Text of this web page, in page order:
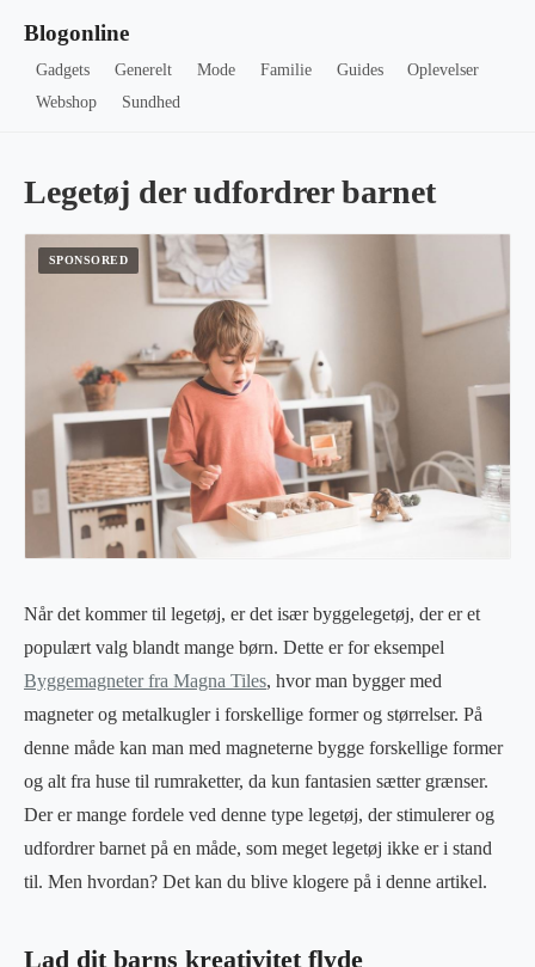
Blogonline
Gadgets Generelt Mode Familie Guides
Oplevelser
Webshop
Sundhed
Legetøj der udfordrer barnet
Når det kommer til legetøj, er det især byggelegetøj, der er et
populært valg blandt mange børn. Dette er for eksempel
Byggemagneter fra Magna Tiles, hvor man bygger med
magneter og metalkugler i forskellige former og størrelser. På
denne måde kan man med magneterne bygge forskellige former
og alt fra huse til rumraketter, da kun fantasien sætter grænser.
Der er mange fordele ved denne type legetøj, der stimulerer og
udfordrer barnet på en måde, som meget legetøj ikke er i stand
til. Men hvordan? Det kan du blive klogere på i denne artikel.
Lad dit barns kreativitet flyde